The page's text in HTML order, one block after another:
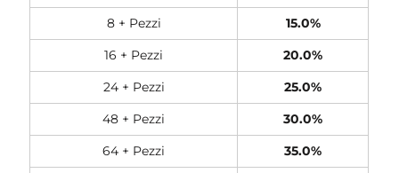
8 + Pezzi
15.0%
16 + Pezzi
20.0%
24 + Pezzi
25.0%
48 + Pezzi
30.0%
64 + Pezzi
35.0%